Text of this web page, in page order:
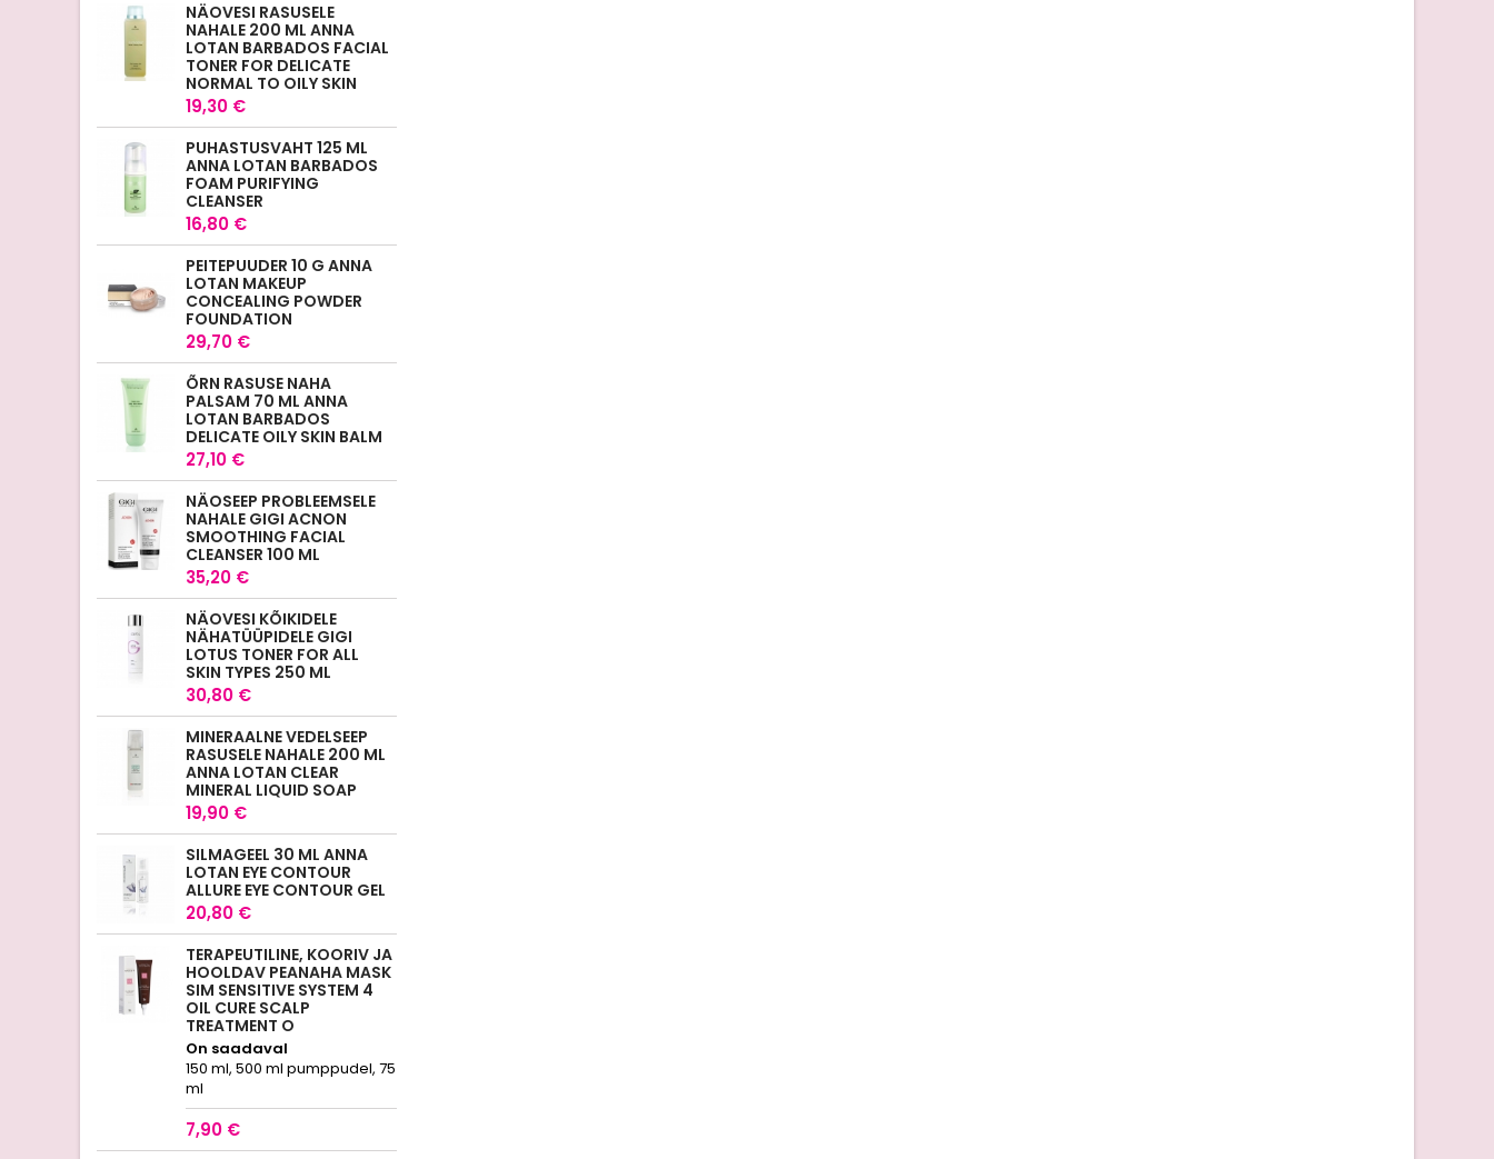
NÄOVESI RASUSELE
NAHALE 200 ML ANNA
LOTAN BARBADOS FACIAL
TONER FOR DELICATE
NORMAL TO OILY SKIN
19,30 €
PUHASTUSVAHT 125 ML
ANNA LOTAN BARBADOS
FOAM PURIFYING
CLEANSER
16,80 €
PEITEPUUDER 10 G ANNA
LOTAN MAKEUP
CONCEALING POWDER
FOUNDATION
29,70 €
ÕRN RASUSE NAHA
PALSAM 70 ML ANNA
LOTAN BARBADOS
DELICATE OILY SKIN BALM
27,10 €
NÄOSEEP PROBLEEMSELE
NAHALE GIGI ACNON
SMOOTHING FACIAL
CLEANSER 100 ML
35,20 €
NÄOVESI KÕIKIDELE
NÄHATÜÜPIDELE GIGI
LOTUS TONER FOR ALL
SKIN TYPES 250 ML
30,80 €
MINERAALNE VEDELSEEP
RASUSELE NAHALE 200 ML
ANNA LOTAN CLEAR
MINERAL LIQUID SOAP
19,90 €
SILMAGEEL 30 ML ANNA
LOTAN EYE CONTOUR
ALLURE EYE CONTOUR GEL
20,80 €
TERAPEUTILINE, KOORIV JA
HOOLDAV PEANAHA MASK
SIM SENSITIVE SYSTEM 4
OIL CURE SCALP
TREATMENT O
On saadaval
150 ml, 500 ml pumppudel, 75
ml
7,90 €